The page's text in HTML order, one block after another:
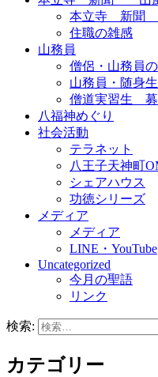
本立寺 新聞
住職の雑感
山務員
僧侶・山務員
山務員・随身
僧道実習生
八福神めぐり
社会活動
テラネット
八王子天神町
シェアハウス
功徳シリーズ
メディア
メディア
LINE・YouTube
Uncategorized
今月の聖語
リンク
検索:
カテゴリー